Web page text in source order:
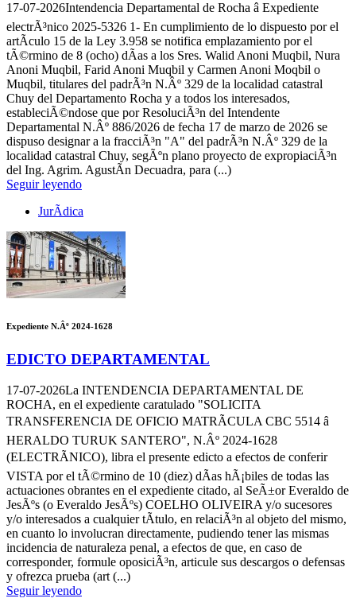
17-07-2026Intendencia Departamental de Rocha â Expediente
electrÃ³nico 2025-5326 1- En cumplimiento de lo dispuesto por el
artÃ­culo 15 de la Ley 3.958 se notifica emplazamiento por el
tÃ©rmino de 8 (ocho) dÃ­as a los Sres. Walid Anoni Muqbil, Nura
Anoni Muqbil, Farid Anoni Muqbil y Carmen Anoni Moqbil o
Muqbil, titulares del padrÃ³n N.Âº 329 de la localidad catastral
Chuy del Departamento Rocha y a todos los interesados,
estableciÃ©ndose que por ResoluciÃ³n del Intendente
Departamental N.Âº 886/2026 de fecha 17 de marzo de 2026 se
dispuso designar a la fracciÃ³n "A" del padrÃ³n N.Âº 329 de la
localidad catastral Chuy, segÃºn plano proyecto de expropiaciÃ³n
del Ing. Agrim. AgustÃ­n Decuadra, para (...)
Seguir leyendo
JurÃ­dica
Expediente N.Âº 2024-1628
EDICTO DEPARTAMENTAL
17-07-2026La INTENDENCIA DEPARTAMENTAL DE
ROCHA, en el expediente caratulado "SOLICITA
TRANSFERENCIA DE OFICIO MATRÃCULA CBC 5514 â
HERALDO TURUK SANTERO", N.Âº 2024-1628
(ELECTRÃNICO), libra el presente edicto a efectos de conferir
VISTA por el tÃ©rmino de 10 (diez) dÃ­as hÃ¡biles de todas las
actuaciones obrantes en el expediente citado, al SeÃ±or Everaldo de
JesÃºs (o Everaldo JesÃºs) COELHO OLIVEIRA y/o sucesores
y/o interesados a cualquier tÃ­tulo, en relaciÃ³n al objeto del mismo,
en cuanto lo involucran directamente, pudiendo tener las mismas
incidencia de naturaleza penal, a efectos de que, en caso de
corresponder, formule oposiciÃ³n, articule sus descargos o defensas
y ofrezca prueba (art (...)
Seguir leyendo